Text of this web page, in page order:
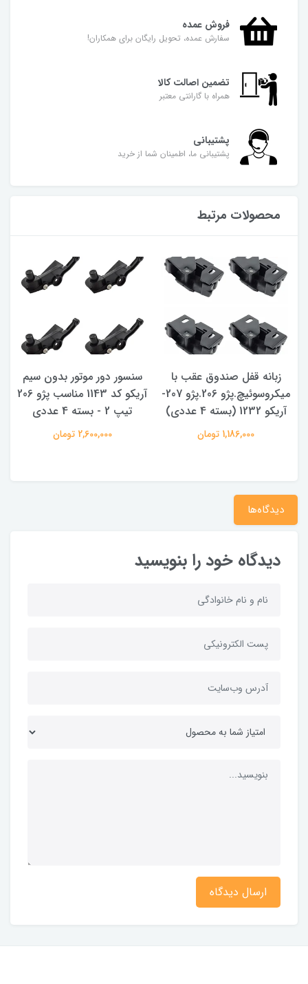
فروش عمده
سفارش عمده، تحویل رایگان برای همکاران!
تضمین اصالت کالا
همراه با گارانتی معتبر
پشتیبانی
پشتیبانی ما، اطمینان شما از خرید
محصولات مرتبط
زبانه قفل صندوق عقب با
میکروسوئیچ.پژو 206.پژو 207-
آریکو 1232 (بسته 4 عددی)
1,186,000 تومان
سنسور دور موتور بدون سیم
آریکو کد 1143 مناسب پژو 206
تیپ 2 - بسته 4 عددی
2,600,000 تومان
دیدگاه‌ها
دیدگاه خود را بنویسید
ارسال دیدگاه